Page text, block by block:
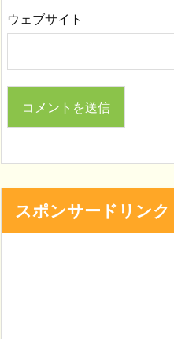
ウェブサイト
スポンサードリンク